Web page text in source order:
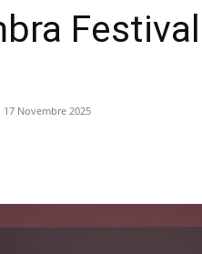
17 Novembre 2025